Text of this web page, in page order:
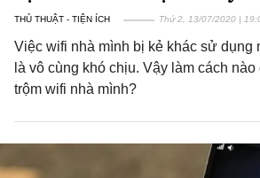
THỦ THUẬT - TIỆN ÍCH Thứ 2, 13/07/2020 |
Việc wifi nhà mình bị kẻ khác sử dụng
là vô cùng khó chịu. Vậy làm cách
trộm wifi nhà mình?